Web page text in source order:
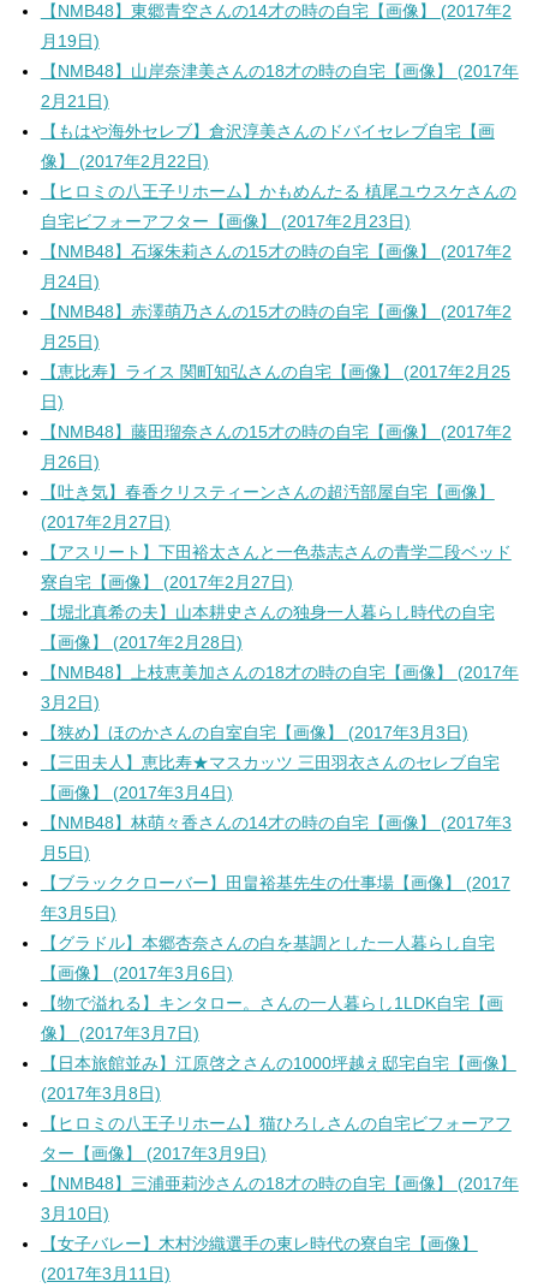
【NMB48】東郷青空さんの14才の時の自宅【画像】 (2017年2
月19日)
【NMB48】山岸奈津美さんの18才の時の自宅【画像】 (2017年
2月21日)
【もはや海外セレブ】倉沢淳美さんのドバイセレブ自宅【画
像】 (2017年2月22日)
【ヒロミの八王子リホーム】かもめんたる 槙尾ユウスケさんの
自宅ビフォーアフター【画像】 (2017年2月23日)
【NMB48】石塚朱莉さんの15才の時の自宅【画像】 (2017年2
月24日)
【NMB48】赤澤萌乃さんの15才の時の自宅【画像】 (2017年2
月25日)
【恵比寿】ライス 関町知弘さんの自宅【画像】 (2017年2月25
日)
【NMB48】藤田瑠奈さんの15才の時の自宅【画像】 (2017年2
月26日)
【吐き気】春香クリスティーンさんの超汚部屋自宅【画像】
(2017年2月27日)
【アスリート】下田裕太さんと一色恭志さんの青学二段ベッド
寮自宅【画像】 (2017年2月27日)
【堀北真希の夫】山本耕史さんの独身一人暮らし時代の自宅
【画像】 (2017年2月28日)
【NMB48】上枝恵美加さんの18才の時の自宅【画像】 (2017年
3月2日)
【狭め】ほのかさんの自室自宅【画像】 (2017年3月3日)
【三田夫人】恵比寿★マスカッツ 三田羽衣さんのセレブ自宅
【画像】 (2017年3月4日)
【NMB48】林萌々香さんの14才の時の自宅【画像】 (2017年3
月5日)
【ブラッククローバー】田畠裕基先生の仕事場【画像】 (2017
年3月5日)
【グラドル】本郷杏奈さんの白を基調とした一人暮らし自宅
【画像】 (2017年3月6日)
【物で溢れる】キンタロー。さんの一人暮らし1LDK自宅【画
像】 (2017年3月7日)
【日本旅館並み】江原啓之さんの1000坪越え邸宅自宅【画像】
(2017年3月8日)
【ヒロミの八王子リホーム】猫ひろしさんの自宅ビフォーアフ
ター【画像】 (2017年3月9日)
【NMB48】三浦亜莉沙さんの18才の時の自宅【画像】 (2017年
3月10日)
【女子バレー】木村沙織選手の東レ時代の寮自宅【画像】
(2017年3月11日)